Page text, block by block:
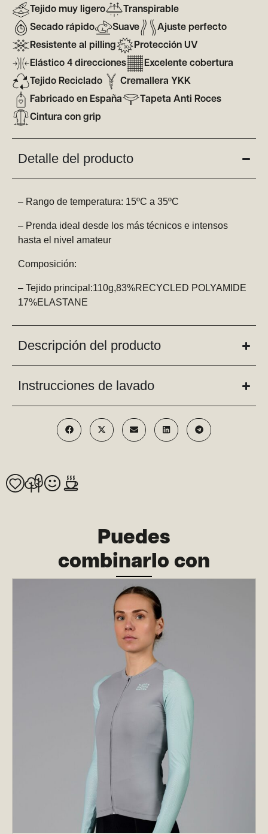
Tejido muy ligero
Transpirable
Secado rápido
Suave
Ajuste perfecto
Resistente al pilling
Protección UV
Elástico 4 direcciones
Excelente cobertura
Tejido Reciclado
Cremallera YKK
Fabricado en España
Tapeta Anti Roces
Cintura con grip
Detalle del producto
– Rango de temperatura: 15ºC a 35ºC
– Prenda ideal desde los más técnicos e intensos
hasta el nivel amateur
Composición:
– Tejido principal:110g,83%RECYCLED POLYAMIDE
17%ELASTANE
Descripción del producto
Instrucciones de lavado
Puedes
combinarlo con